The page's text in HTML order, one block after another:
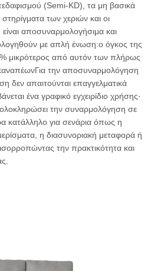
(Semi-KD), τα μη βασικά
των χεριών και οι
είναι αποσυναρμολογήσιμα και
με απλή ένωση:ο όγκος της
μικρότερος από αυτόν των πλήρως
την αποσυναρμολόγηση
δεν απαιτούνται επαγγελματικά
ένα γραφικό εγχειρίδιο χρήσης·
την συναρμολόγηση σε
κατάλληλο για σενάρια όπως η
η διασυνοριακή μεταφορά ή
την πρακτικότητα και